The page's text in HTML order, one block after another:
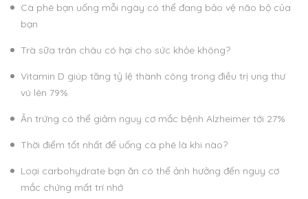
Cà phê bạn uống mỗi ngày có thể đang bảo vệ não bộ của
bạn
Trà sữa trân châu có hại cho sức khỏe không?
Vitamin D giúp tăng tỷ lệ thành công trong điều trị ung thư
vú lên 79%
Ăn trứng có thể giảm nguy cơ mắc bệnh Alzheimer tới 27%
Thời điểm tốt nhất để uống cà phê là khi nào?
Loại carbohydrate bạn ăn có thể ảnh hưởng đến nguy cơ
mắc chứng mất trí nhớ